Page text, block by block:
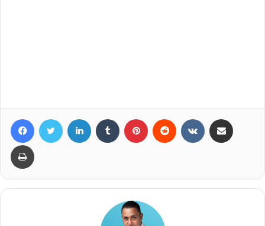
FacebookTwitter LinkedIn Tumblr Pinterest Reddit VKontakte
Imprimir